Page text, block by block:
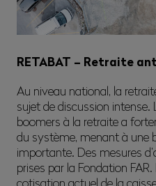
Bénéficiaires de
Nbre d’assurés
RETABAT – Retraite
Au niveau national, la
sujet de discussion intense.
boomers à la retraite a
du système, menant à une
importante. Des mesures
prises par la Fondation
cotisation actuel de la